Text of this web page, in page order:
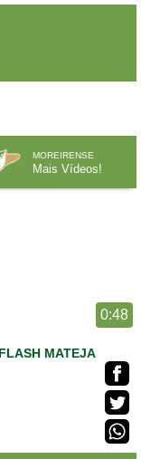
MOREIRENSE
Mais Vídeos!
0:48
MATEJA